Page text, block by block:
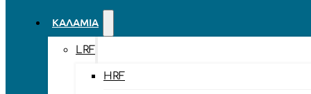
ΚΑΛΆΜΙΑ
LRF
HRF